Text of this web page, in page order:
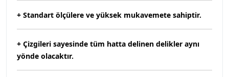
+ Standart ölçülere ve yüksek mukavemete sahiptir.
+ Çizgileri sayesinde tüm hatta delinen delikler aynı
yönde olacaktır.